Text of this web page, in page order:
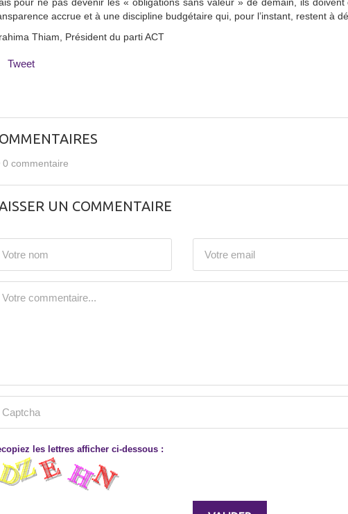
accrue et à une discipline budgétaire qui, pour l’instant, restent à
Thiam, Président du parti ACT
Tweet
0 commentaire
UN COMMENTAIRE
les lettres afficher ci-dessous :